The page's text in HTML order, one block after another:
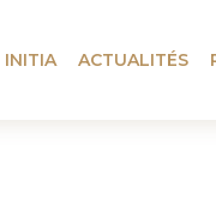
INITIA ACTUALITÉS